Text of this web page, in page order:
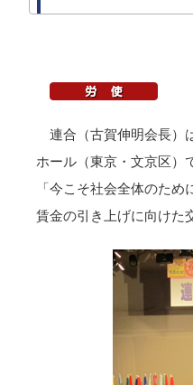
連合（古賀伸明会長）
ホール（東京・文京区）
「今こそ社会全体のた
賃金の引き上げに向けた